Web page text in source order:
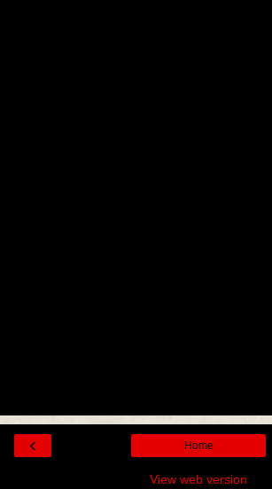
‹ Home
View web version